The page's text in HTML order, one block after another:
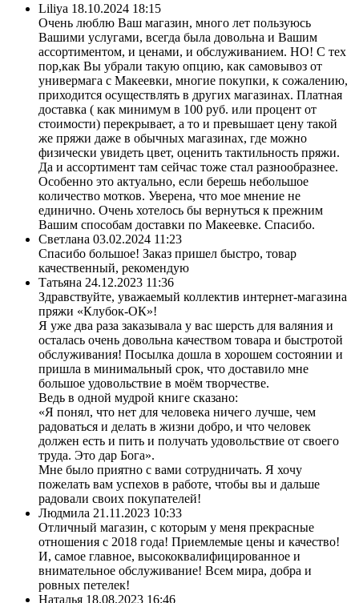
Liliya 18.10.2024 18:15
Очень люблю Ваш магазин, много лет пользуюсь
Вашими услугами, всегда была довольна и Вашим
ассортиментом, и ценами, и обслуживанием. НО! С тех
пор,как Вы убрали такую опцию, как самовывоз от
универмага с Макеевки, многие покупки, к сожалению,
приходится осуществлять в других магазинах. Платная
доставка ( как минимум в 100 руб. или процент от
стоимости) перекрывает, а то и превышает цену такой
же пряжи даже в обычных магазинах, где можно
физически увидеть цвет, оценить тактильность пряжи.
Да и ассортимент там сейчас тоже стал разнообразнее.
Особенно это актуально, если берешь небольшое
количество мотков. Уверена, что мое мнение не
единично. Очень хотелось бы вернуться к прежним
Вашим способам доставки по Макеевке. Спасибо.
Светлана 03.02.2024 11:23
Спасибо большое! Заказ пришел быстро, товар
качественный, рекомендую
Татьяна 24.12.2023 11:36
Здравствуйте, уважаемый коллектив интернет-магазина
пряжи «Клубок-ОК»!
Я уже два раза заказывала у вас шерсть для валяния и
осталась очень довольна качеством товара и быстротой
обслуживания! Посылка дошла в хорошем состоянии и
пришла в минимальный срок, что доставило мне
большое удовольствие в моём творчестве.
Ведь в одной мудрой книге сказано:
«Я понял, что нет для человека ничего лучше, чем
радоваться и делать в жизни добро, и что человек
должен есть и пить и получать удовольствие от своего
труда. Это дар Бога».
Мне было приятно с вами сотрудничать. Я хочу
пожелать вам успехов в работе, чтобы вы и дальше
радовали своих покупателей!
Людмила 21.11.2023 10:33
Отличный магазин, с которым у меня прекрасные
отношения с 2018 года! Приемлемые цены и качество!
И, самое главное, высококвалифицированное и
внимательное обслуживание! Всем мира, добра и
ровных петелек!
Наталья 18.08.2023 16:46